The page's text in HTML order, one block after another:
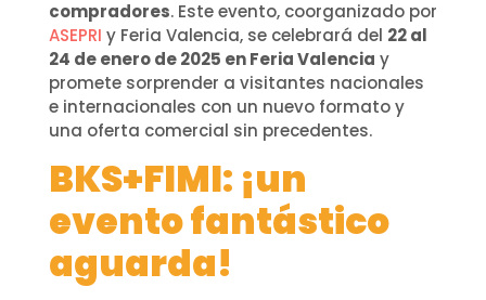
compradores. Este evento, coorganizado por
ASEPRI y Feria Valencia, se celebrará del 22 al
24 de enero de 2025 en Feria Valencia y
promete sorprender a visitantes nacionales
e internacionales con un nuevo formato y
una oferta comercial sin precedentes.
BKS+FIMI: ¡un
evento fantástico
aguarda!